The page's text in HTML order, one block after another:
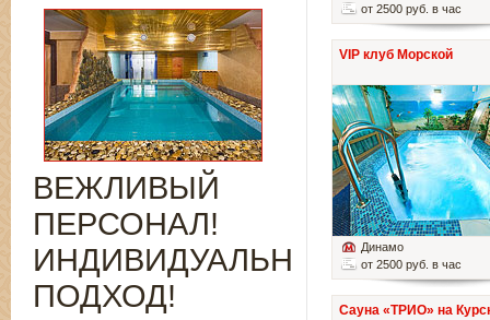
от 2500 руб. в час
VIP клуб Морской
Динамо
от 2500 руб. в час
Сауна «ТРИО» на
ВЕЖЛИВЫЙ
ПЕРСОНАЛ!
ИНДИВИДУАЛЬНЫЙ
ПОДХОД!